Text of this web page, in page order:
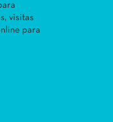
visitas
para